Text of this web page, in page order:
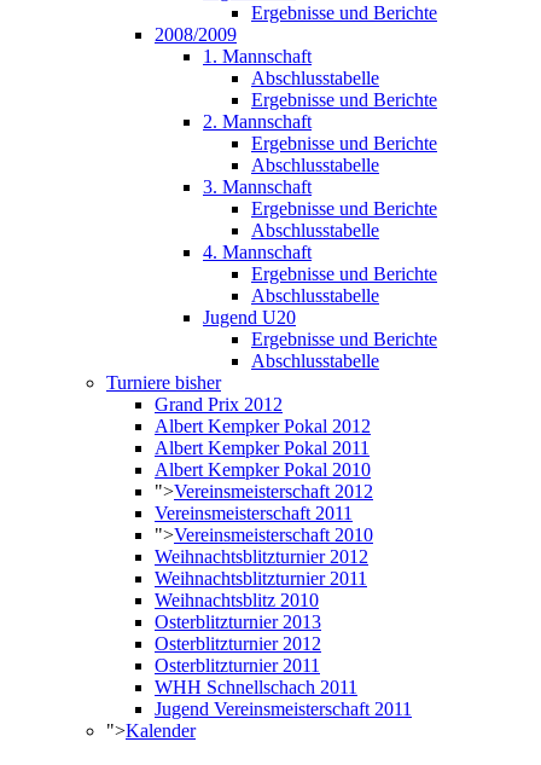
Ergebnisse und Berichte
2008/2009
1. Mannschaft
Abschlusstabelle
Ergebnisse und Berichte
2. Mannschaft
Ergebnisse und Berichte
Abschlusstabelle
3. Mannschaft
Ergebnisse und Berichte
Abschlusstabelle
4. Mannschaft
Ergebnisse und Berichte
Abschlusstabelle
Jugend U20
Ergebnisse und Berichte
Abschlusstabelle
Turniere bisher
Grand Prix 2012
Albert Kempker Pokal 2012
Albert Kempker Pokal 2011
Albert Kempker Pokal 2010
">Vereinsmeisterschaft 2012
Vereinsmeisterschaft 2011
">Vereinsmeisterschaft 2010
Weihnachtsblitzturnier 2012
Weihnachtsblitzturnier 2011
Weihnachtsblitz 2010
Osterblitzturnier 2013
Osterblitzturnier 2012
Osterblitzturnier 2011
WHH Schnellschach 2011
Jugend Vereinsmeisterschaft 2011
">Kalender